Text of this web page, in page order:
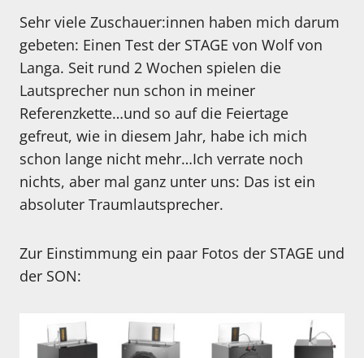
Sehr viele Zuschauer:innen haben mich darum
gebeten: Einen Test der STAGE von Wolf von
Langa. Seit rund 2 Wochen spielen die
Lautsprecher nun schon in meiner
Referenzkette…und so auf die Feiertage
gefreut, wie in diesem Jahr, habe ich mich
schon lange nicht mehr…Ich verrate noch
nichts, aber mal ganz unter uns: Das ist ein
absoluter Traumlautsprecher.
Zur Einstimmung ein paar Fotos der STAGE und
der SON: